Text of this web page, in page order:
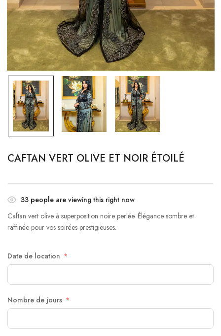
CAFTAN VERT OLIVE ET NOIR ÉTOILÉ
33 people are viewing this right now
Caftan vert olive à superposition noire perlée. Élégance sombre et
raffinée pour vos soirées prestigieuses.
Date de location
Nombre de jours